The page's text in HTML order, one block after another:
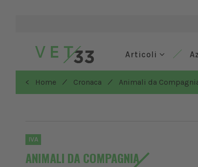
Articoli
< Home / Cronaca / Animali da
IVA
ANIMALI DA COMPAGNIA